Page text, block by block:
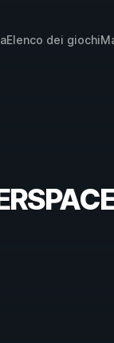
Elenco dei giochi